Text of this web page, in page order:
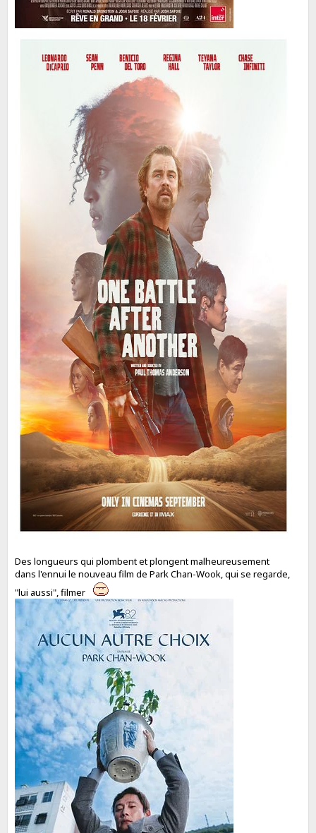
Des longueurs qui plombent et plongent malheureusement
dans l'ennui le nouveau film de Park Chan-Wook, qui se regarde,
"lui aussi", filmer